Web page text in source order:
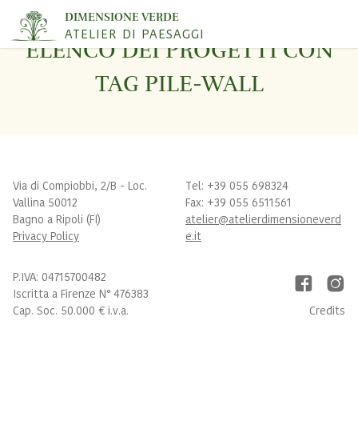
DIMENSIONE VERDE
ATELIER DI PAESAGGI
ELENCO DEI PROGETTI CON
TAG PILE-WALL
Via di Compiobbi, 2/B - Loc.
Vallina 50012
Bagno a Ripoli (FI)
Privacy Policy
Tel: +39 055 698324
Fax: +39 055 6511561
atelier@atelierdimensioneverd
e.it
P.IVA: 04715700482
Iscritta a Firenze N° 476383
Cap. Soc. 50.000 € i.v.a.
Credits